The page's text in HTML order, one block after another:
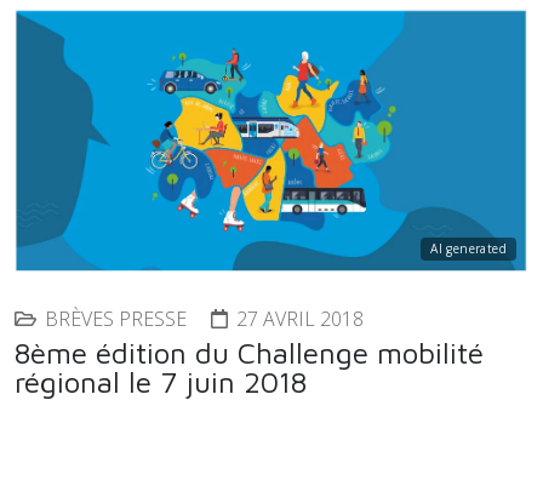
AI generated
BRÈVES PRESSE 27 AVRIL 2018
8ème édition du Challenge mobilité
régional le 7 juin 2018